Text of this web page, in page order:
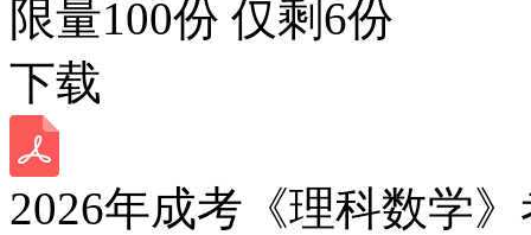
限量100份 仅剩 6份
下载
2026年成考《理科数学